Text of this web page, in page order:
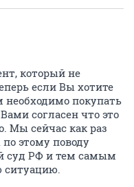
который не
если Вы хотите
покупать
согласен что это
Мы сейчас как раз
этому поводу
суд РФ и тем самым
ситуацию.